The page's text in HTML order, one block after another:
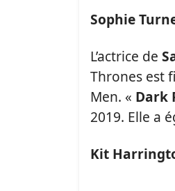
Sophie
L’actrice de
Thrones est
Men. « Dark
2019. Elle a
Kit